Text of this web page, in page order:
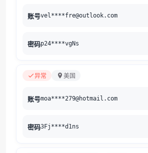
账号vel****fre@outlook.com
密码p24****vgNs
异常 美国
账号moa****279@hotmail.com
密码3Fj****d1ns